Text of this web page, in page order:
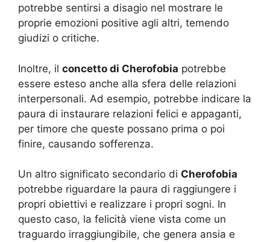
potrebbe sentirsi a disagio nel mostrare le
proprie emozioni positive agli altri, temendo
giudizi o critiche.
Inoltre, il concetto di Cherofobia potrebbe
essere esteso anche alla sfera delle relazioni
interpersonali. Ad esempio, potrebbe indicare la
paura di instaurare relazioni felici e appaganti,
per timore che queste possano prima o poi
finire, causando sofferenza.
Un altro significato secondario di Cherofobia
potrebbe riguardare la paura di raggiungere i
propri obiettivi e realizzare i propri sogni. In
questo caso, la felicità viene vista come un
traguardo irraggiungibile, che genera ansia e